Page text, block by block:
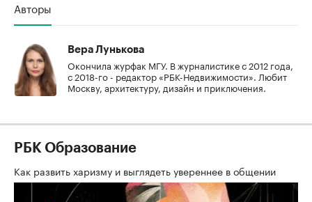
Авторы
Вера Лунькова
Окончила журфак МГУ. В журналистике с 2012 года,
с 2018-го - редактор «РБК-Недвижимости». Любит
Москву, архитектуру, дизайн и приключения.
РБК Образование
Как развить харизму и выглядеть увереннее в общении